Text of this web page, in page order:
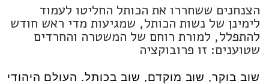
הצנחנים ששחררו את הכותל החליטו לעמוד
לימינן של נשות הכותל, שמגיעות מדי ראש חודש
להתפלל, למורת רוחם של המשטרה והחרדים
שטוענים: זו פרובוקציה
שוב בוקר, שוב מוקדם, שוב בכותל. העולם היהודי